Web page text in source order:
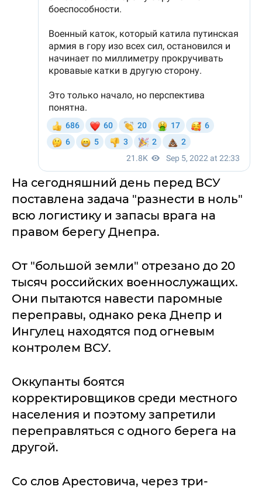
На сегодняшний день перед ВСУ
поставлена задача "разнести в ноль"
всю логистику и запасы врага на
правом берегу Днепра.
От "большой земли" отрезано до 20
тысяч российских военнослужащих.
Они пытаются навести паромные
переправы, однако река Днепр и
Ингулец находятся под огневым
контролем ВСУ.
Оккупанты боятся
корректировщиков среди местного
населения и поэтому запретили
переправляться с одного берега на
другой.
Со слов Арестовича, через три-